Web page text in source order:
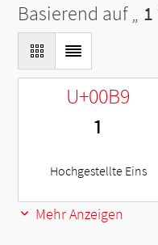
Basierend auf „ 1
U+00B9
¹
Hochgestellte Eins
Mehr Anzeigen